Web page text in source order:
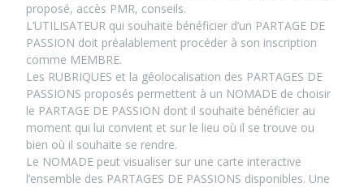
proposé, accès PMR, conseils.
L’UTILISATEUR qui souhaite bénéficier d’un PARTAGE DE
PASSION doit préalablement procéder à son inscription
comme MEMBRE.
Les RUBRIQUES et la géolocalisation des PARTAGES DE
PASSIONS proposés permettent à un NOMADE de choisir
le PARTAGE DE PASSION dont il souhaite bénéficier au
moment qui lui convient et sur le lieu où il se trouve ou
bien où il souhaite se rendre.
Le NOMADE peut visualiser sur une carte interactive
l’ensemble des PARTAGES DE PASSIONS disponibles. Une